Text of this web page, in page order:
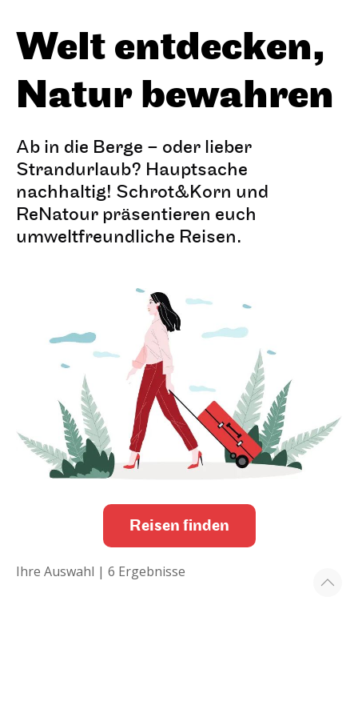
Welt entdecken,
Natur bewahren
Ab in die Berge – oder lieber
Strandurlaub? Hauptsache
nachhaltig! Schrot&Korn und
ReNatour präsentieren euch
umweltfreundliche Reisen.
Reisen finden
Ihre Auswahl | 6 Ergebnisse